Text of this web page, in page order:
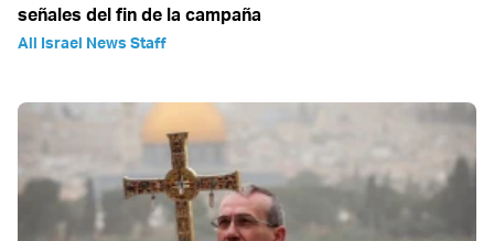
señales del fin de la campaña
All Israel News Staff